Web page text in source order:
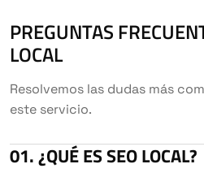
PREGUNTAS
LOCAL
Resolvemos las dudas más
este servicio.
¿QUÉ ES SEO LOCAL?